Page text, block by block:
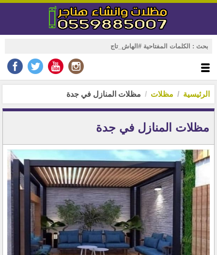
الرئيسية مظلات مظلات المنازل في جدة
مظلات المنازل في جدة